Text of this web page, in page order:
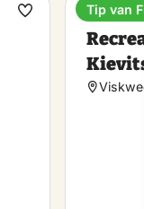
Make
Tip van